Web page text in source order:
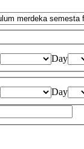
Day
Day